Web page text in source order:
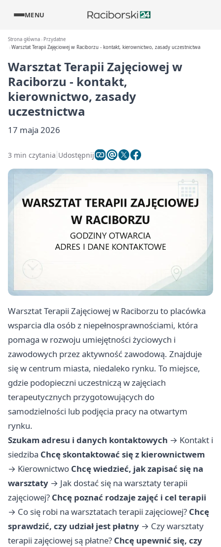
MENU
Strona główna
Przydatne
Warsztat Terapii Zajęciowej w Raciborzu - kontakt, kierownictwo, zasady uczestnictwa
Warsztat Terapii Zajęciowej w
Raciborzu - kontakt,
kierownictwo, zasady
uczestnictwa
17 maja 2026
3 min czytania Udostępnij
Warsztat Terapii Zajęciowej w Raciborzu to placówka
wsparcia dla osób z niepełnosprawnościami, która
pomaga w rozwoju umiejętności życiowych i
zawodowych przez aktywność zawodową. Znajduje
się w centrum miasta, niedaleko rynku. To miejsce,
gdzie podopieczni uczestniczą w zajęciach
terapeutycznych przygotowujących do
samodzielności lub podjęcia pracy na otwartym
rynku.
Szukam adresu i danych kontaktowych → Kontakt i
siedziba Chcę skontaktować się z kierownictwem
→ Kierownictwo Chcę wiedzieć, jak zapisać się na
warsztaty → Jak dostać się na warsztaty terapii
zajęciowej? Chcę poznać rodzaje zajęć i cel terapii
→ Co się robi na warsztatach terapii zajęciowej? Chcę
sprawdzić, czy udział jest płatny → Czy warsztaty
terapii zajęciowej są płatne? Chcę upewnić się, czy